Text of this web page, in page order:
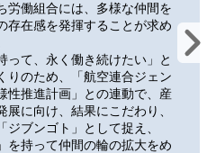
労働組合には、多様な仲間を
存在感を発揮することが求め
って、永く働き続けたい」と
りのため、「航空連合ジェン
性推進計画」との連動で、産
展に向け、結果にこだわり、
ジブンゴト」として捉え、
を持って仲間の輪の拡大をめ